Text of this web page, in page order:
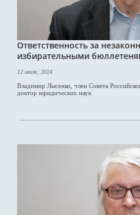
Ответственность за
избирательными
12 июля, 2024
Владимир Лысенко, член Совета
доктор юридических наук